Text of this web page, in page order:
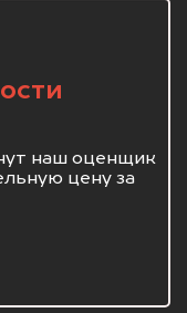
наш оценщик
цену за